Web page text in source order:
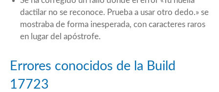
dactilar no se reconoce. Prueba a usar otro dedo.» se
mostraba de forma inesperada, con caracteres raros
en lugar del apóstrofe.
Errores conocidos de la Build
17723